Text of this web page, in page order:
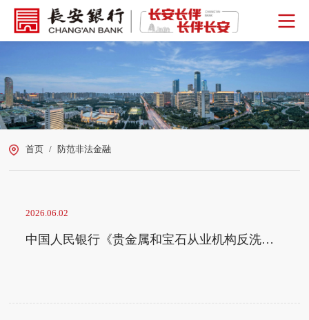
首页 / 防范非法金融
2026.06.02
中国人民银行《贵金属和宝石从业机构反洗钱和反恐怖融资管理办法》全解读